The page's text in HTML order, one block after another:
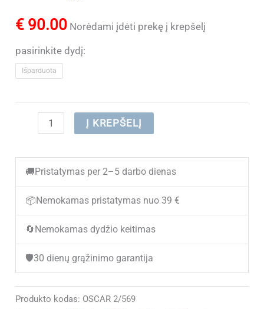
€ 90.00 Norėdami įdėti prekę į krepšelį
pasirinkite dydį:
Išparduota
produkto
Vyriški
odiniai
žieminiai
OSCAR
(IŠPARDUOTA)
Į KREPŠELĮ
🚚Pristatymas per 2–5 darbo dienas
📦Nemokamas pristatymas nuo 39 €
🔄Nemokamas dydžio keitimas
🛡️30 dienų grąžinimo garantija
Produkto kodas: OSCAR 2/569